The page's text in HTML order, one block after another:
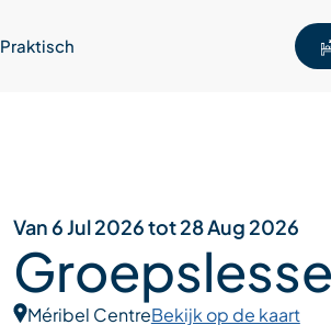
Praktisch
Van 6 Jul 2026 tot 28 Aug 2026
Méribel CentreBekijk op de kaart